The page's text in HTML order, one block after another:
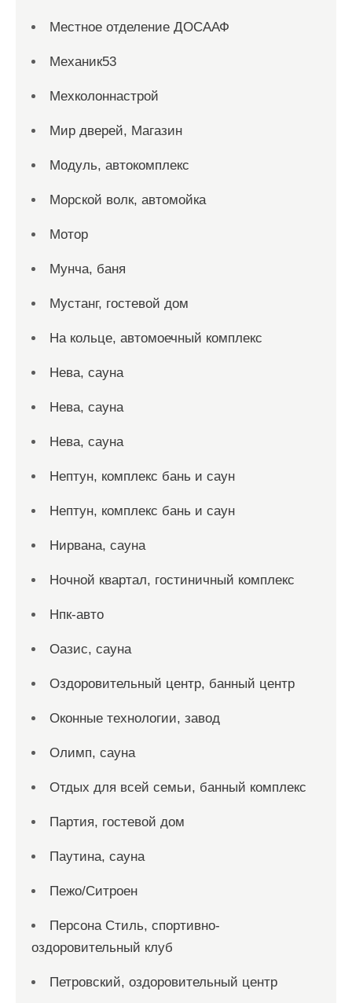
Местное отделение ДОСААФ
Механик53
Мехколоннастрой
Мир дверей, Магазин
Модуль, автокомплекс
Морской волк, автомойка
Мотор
Мунча, баня
Мустанг, гостевой дом
На кольце, автомоечный комплекс
Нева, сауна
Нева, сауна
Нева, сауна
Нептун, комплекс бань и саун
Нептун, комплекс бань и саун
Нирвана, сауна
Ночной квартал, гостиничный комплекс
Нпк-авто
Оазис, сауна
Оздоровительный центр, банный центр
Оконные технологии, завод
Олимп, сауна
Отдых для всей семьи, банный комплекс
Партия, гостевой дом
Паутина, сауна
Пежо/Ситроен
Персона Стиль, спортивно-
оздоровительный клуб
Петровский, оздоровительный центр